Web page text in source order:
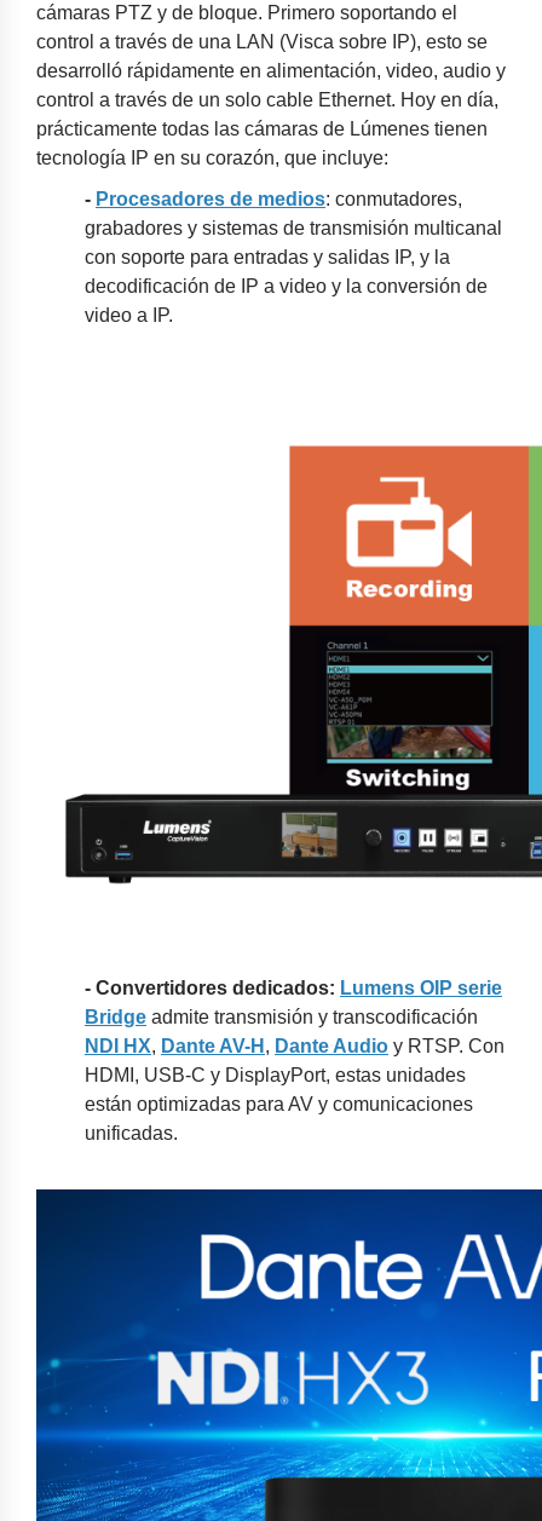
cámaras PTZ y de bloque. Primero soportando el
control a través de una LAN (Visca sobre IP), esto se
desarrolló rápidamente en alimentación, video, audio y
control a través de un solo cable Ethernet. Hoy en día,
prácticamente todas las cámaras de Lúmenes tienen
tecnología IP en su corazón, que incluye:
- Procesadores de medios: conmutadores,
grabadores y sistemas de transmisión multicanal
con soporte para entradas y salidas IP, y la
decodificación de IP a video y la conversión de
video a IP.
- Convertidores dedicados: Lumens OIP serie
Bridge admite transmisión y transcodificación
NDI HX, Dante AV-H , Dante Audio y RTSP. Con
HDMI, USB-C y DisplayPort, estas unidades
están optimizadas para AV y comunicaciones
unificadas.